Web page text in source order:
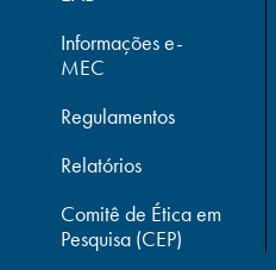
Informações e-
MEC
Regulamentos
Relatórios
Comitê de Ética em
Pesquisa (CEP)